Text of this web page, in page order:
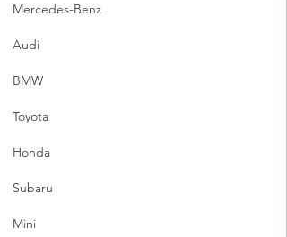
Mercedes-Benz
Audi
BMW
Toyota
Honda
Subaru
Mini